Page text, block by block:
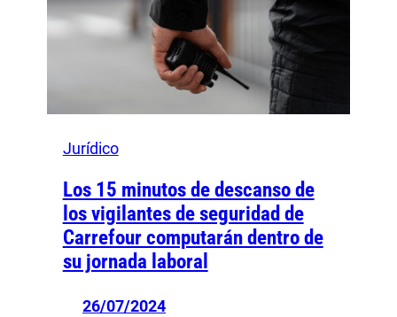
Jurídico
Los 15 minutos de descanso de
los vigilantes de seguridad de
Carrefour computarán dentro de
su jornada laboral
26/07/2024